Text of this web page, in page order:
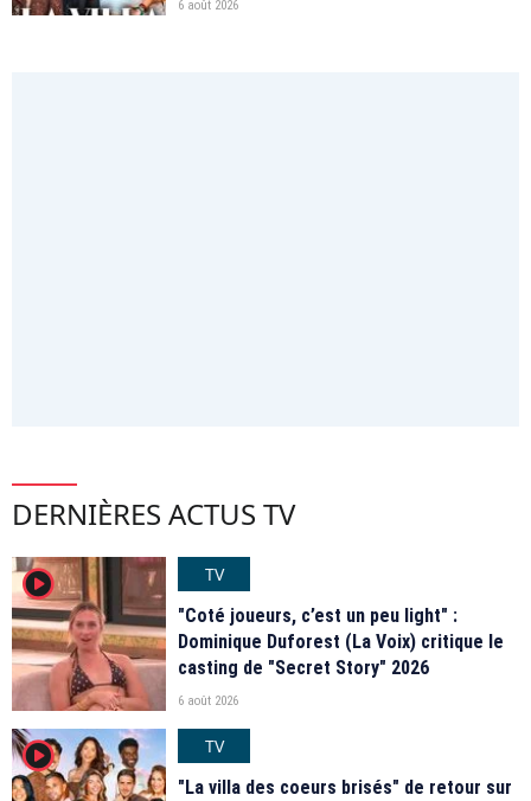
6 août 2026
DERNIÈRES ACTUS TV
player2
TV
"Coté joueurs, c’est un peu light" :
Dominique Duforest (La Voix) critique le
casting de "Secret Story" 2026
6 août 2026
player2
TV
"La villa des coeurs brisés" de retour sur